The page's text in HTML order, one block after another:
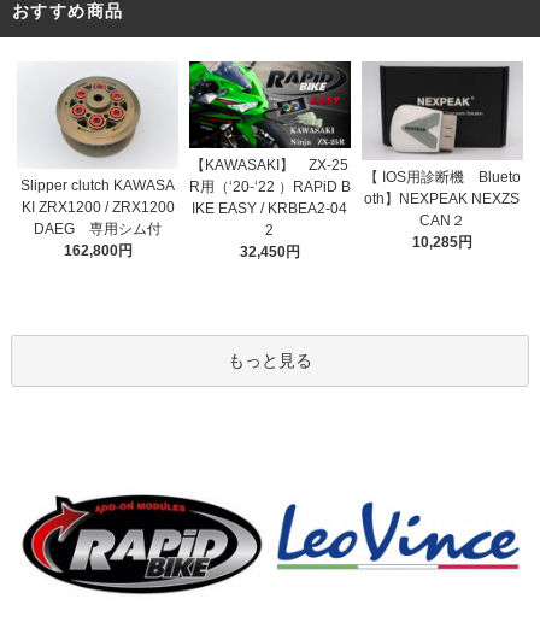
おすすめ商品
Slipper clutch KAWASA
KI ZRX1200 / ZRX1200
DAEG 専用シム付
162,800円
【KAWASAKI】 ZX-25
R用（‘20-‘22 ）RAPiD B
IKE EASY / KRBEA2-04
2
32,450円
【 IOS用診断機 Blueto
oth】NEXPEAK NEXZS
CAN２
10,285円
もっと見る